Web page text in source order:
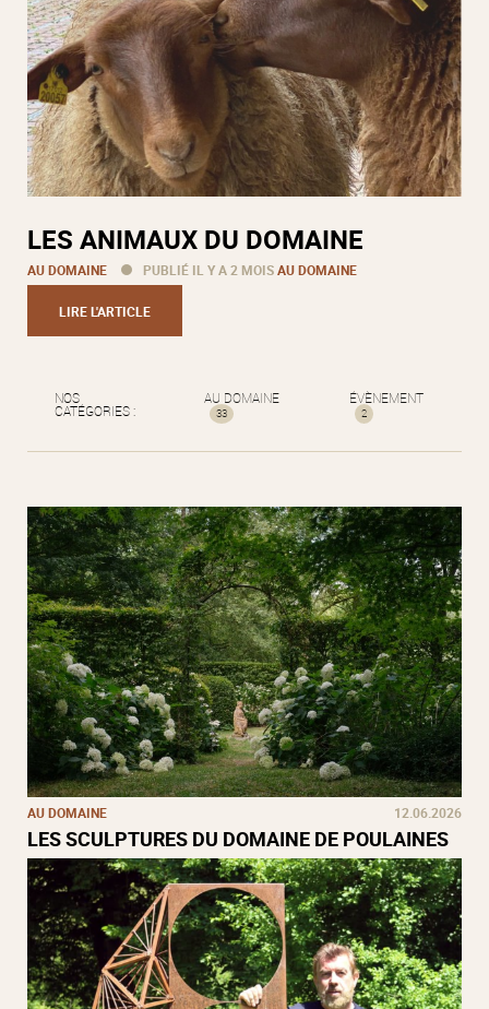
LES ANIMAUX DU DOMAINE
AU DOMAINE PUBLIÉ IL Y A 2 MOISAU DOMAINE
LIRE L'ARTICLE
NOS
CATÉGORIES :
AU DOMAINE
33
ÉVÈNEMENT
2
AU DOMAINE 12.06.2026
LES SCULPTURES DU DOMAINE DE POULAINES